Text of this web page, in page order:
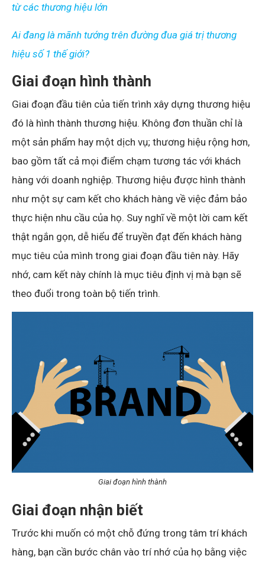
từ các thương hiệu lớn
Ai đang là mãnh tướng trên đường đua giá trị thương
hiệu số 1 thế giới?
Giai đoạn hình thành
Giai đoạn đầu tiên của tiến trình xây dựng thương hiệu
đó là hình thành thương hiệu. Không đơn thuần chỉ là
một sản phẩm hay một dịch vụ; thương hiệu rộng hơn,
bao gồm tất cả mọi điểm chạm tương tác với khách
hàng với doanh nghiệp. Thương hiệu được hình thành
như một sự cam kết cho khách hàng về việc đảm bảo
thực hiện nhu cầu của họ. Suy nghĩ về một lời cam kết
thật ngắn gọn, dễ hiểu để truyền đạt đến khách hàng
mục tiêu của mình trong giai đoạn đầu tiên này. Hãy
nhớ, cam kết này chính là mục tiêu định vị mà bạn sẽ
theo đuổi trong toàn bộ tiến trình.
Giai đoạn hình thành
Giai đoạn nhận biết
Trước khi muốn có một chỗ đứng trong tâm trí khách
hàng, bạn cần bước chân vào trí nhớ của họ bằng việc